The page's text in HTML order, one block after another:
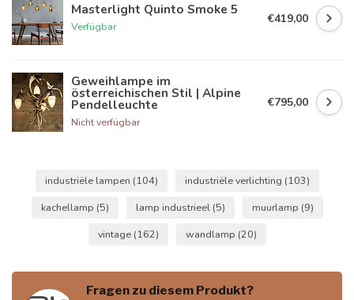
Masterlight Quinto Smoke 5
Verfügbar
€419,00
Geweihlampe im
österreichischen Stil | Alpine
Pendelleuchte
Nicht verfügbar
€795,00
industriële lampen (104) industriële verlichting (103)
kachellamp (5) lamp industrieel (5) muurlamp (9)
vintage (162) wandlamp (20)
Fragen zu diesem Produkt?